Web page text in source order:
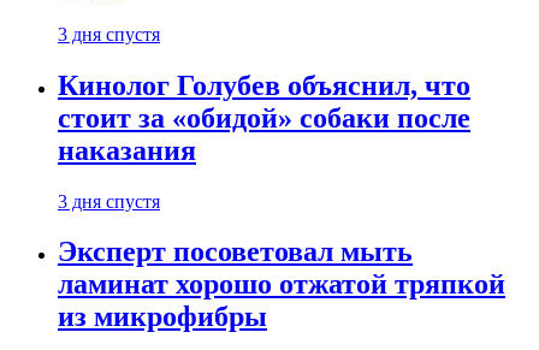
3 дня спустя
Кинолог Голубев объяснил, что
стоит за «обидой» собаки после
наказания
3 дня спустя
Эксперт посоветовал мыть
ламинат хорошо отжатой тряпкой
из микрофибры